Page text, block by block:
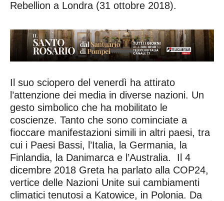
Rebellion a Londra (31 ottobre 2018).
Il suo sciopero del venerdì ha attirato
l’attenzione dei media in diverse nazioni. Un
gesto simbolico che ha mobilitato le
coscienze. Tanto che sono cominciate a
fioccare manifestazioni simili in altri paesi, tra
cui i Paesi Bassi, l’Italia, la Germania, la
Finlandia, la Danimarca e l’Australia. Il 4
dicembre 2018 Greta ha parlato alla COP24,
vertice delle Nazioni Unite sui cambiamenti
climatici tenutosi a Katowice, in Polonia. Da